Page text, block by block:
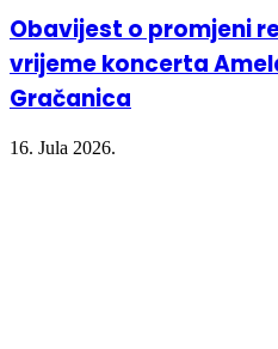
Obavijest o promjeni
vrijeme koncerta
Gračanica
16. Jula 2026.